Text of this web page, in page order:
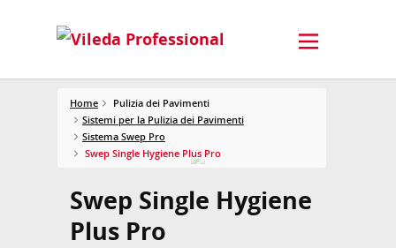
Home
Pulizia dei Pavimenti
Sistemi per la Pulizia dei Pavimenti
Sistema Swep Pro
Swep Single Hygiene Plus Pro
Swep Single Hygiene
Plus Pro